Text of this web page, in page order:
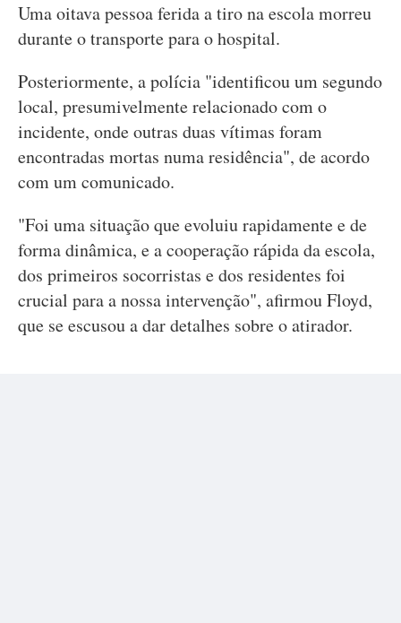
Uma oitava pessoa ferida a tiro na escola morreu
durante o transporte para o hospital.
Posteriormente, a polícia "identificou um segundo
local, presumivelmente relacionado com o
incidente, onde outras duas vítimas foram
encontradas mortas numa residência", de acordo
com um comunicado.
"Foi uma situação que evoluiu rapidamente e de
forma dinâmica, e a cooperação rápida da escola,
dos primeiros socorristas e dos residentes foi
crucial para a nossa intervenção", afirmou Floyd,
que se escusou a dar detalhes sobre o atirador.